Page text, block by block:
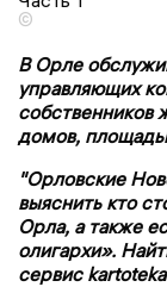
©
В Орле
управляющих
домов,
"Орловские
выяснить кто
Орла, а также
олигархи».
сервис